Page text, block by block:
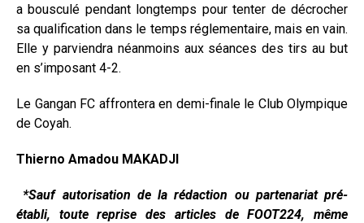
a bousculé pendant longtemps pour tenter de décrocher
sa qualification dans le temps réglementaire, mais en vain.
Elle y parviendra néanmoins aux séances des tirs au but
en s’imposant 4-2.
Le Gangan FC affrontera en demi-finale le Club Olympique
de Coyah.
Thierno Amadou MAKADJI
*Sauf autorisation de la rédaction ou partenariat pré-
établi, toute reprise des articles de FOOT224, même